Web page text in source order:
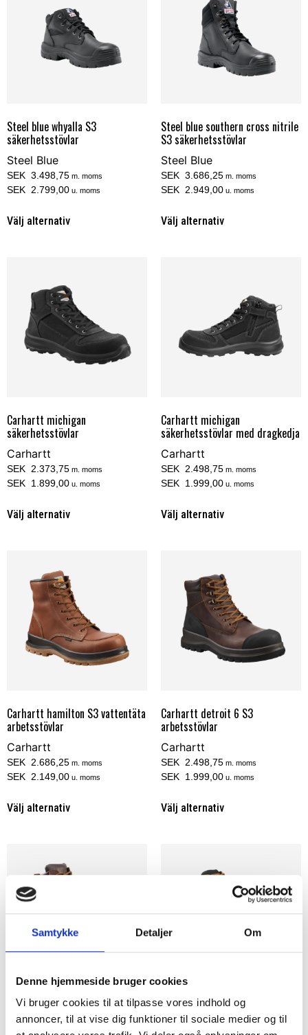
Samtykke Detaljer Om
Denne hjemmeside bruger cookies
Vi bruger cookies til at tilpasse vores indhold og
annoncer, til at vise dig funktioner til sociale medier og til
Steel blue whyalla S3
säkerhetsstövlar
Steel Blue
SEK 3.498,75 m. moms
SEK 2.799,00 u. moms
Välj alternativ
Steel blue southern cross nitrile
S3 säkerhetsstövlar
Steel Blue
SEK 3.686,25 m. moms
SEK 2.949,00 u. moms
Välj alternativ
Carhartt michigan
säkerhetsstövlar
Carhartt
SEK 2.373,75 m. moms
SEK 1.899,00 u. moms
Välj alternativ
Carhartt michigan
säkerhetsstövlar med dragkedja
Carhartt
SEK 2.498,75 m. moms
SEK 1.999,00 u. moms
Välj alternativ
Carhartt hamilton S3 vattentäta
arbetsstövlar
Carhartt
SEK 2.686,25 m. moms
SEK 2.149,00 u. moms
Välj alternativ
Carhartt detroit 6 S3
arbetsstövlar
Carhartt
SEK 2.498,75 m. moms
SEK 1.999,00 u. moms
Välj alternativ
Carhartt detroit 8 S3
arbetsstövlar
Carhartt detroit 6 S3
vattenavvisande